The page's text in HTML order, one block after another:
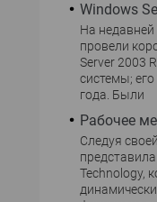
Windows
На недавней
провели
Server 2003
системы;
года. Были
Рабочее
Следуя
Technology,